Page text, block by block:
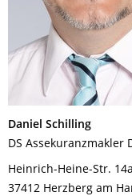
Daniel Schilling
DS Assekuranzmakler
Heinrich-Heine-Str. 14a
37412 Herzberg am